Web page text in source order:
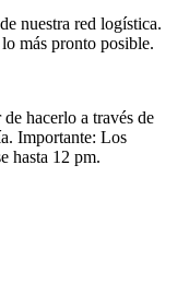
nuestra red logística.
más pronto posible.
hacerlo a través de
Importante: Los
hasta 12 pm.